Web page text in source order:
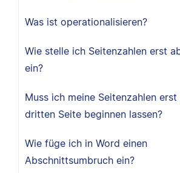
Was ist operationalisieren?
Wie stelle ich Seitenzahlen erst
ein?
Muss ich meine Seitenzahlen
dritten Seite beginnen lassen?
Wie füge ich in Word einen
Abschnittsumbruch ein?